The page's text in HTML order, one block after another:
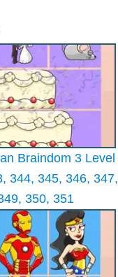
Braindom 3 Level
344, 345, 346, 347,
350, 351